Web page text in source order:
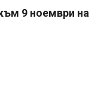
9 ноември на